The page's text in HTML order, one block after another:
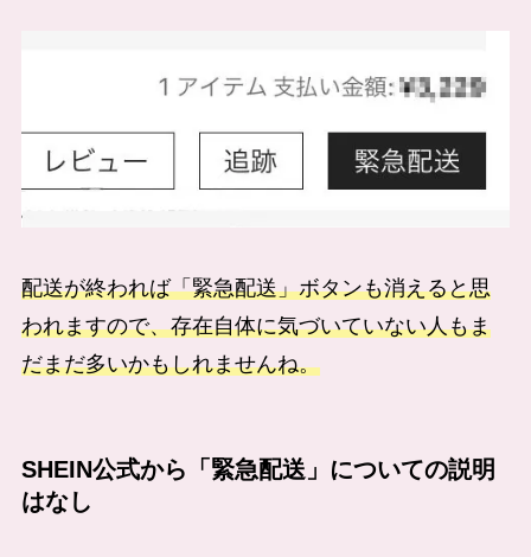
配送が終われば「緊急配送」ボタンも消えると思
われますので、存在自体に気づいていない人もま
だまだ多いかもしれませんね。
SHEIN公式から「緊急配送」についての説明
はなし